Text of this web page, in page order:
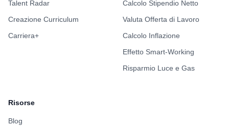
Talent Radar
Creazione Curriculum
Carriera+
Calcolo Stipendio Netto
Valuta Offerta di Lavoro
Calcolo Inflazione
Effetto Smart-Working
Risparmio Luce e Gas
Risorse
Blog